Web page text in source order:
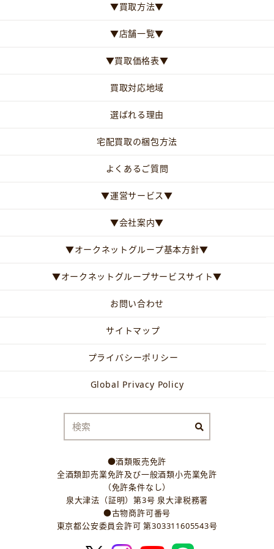
▼買取方法▼
▼店舗一覧▼
▼買取価格表▼
買取対応地域
選ばれる理由
宅配買取の梱包方法
よくあるご質問
▼運営サービス▼
▼会社案内▼
▼オークネットグループ基本方針▼
▼オークネットグループサービスサイト▼
お問い合わせ
サイトマップ
プライバシーポリシー
Global Privacy Policy
●酒類販売免許
全酒類卸売業免許及び一般酒類小売業免許
（免許条件なし）
泉大津法（証明）第3号 泉大津税務署
●古物商許可番号
東京都公安委員会許可 第303311605543号